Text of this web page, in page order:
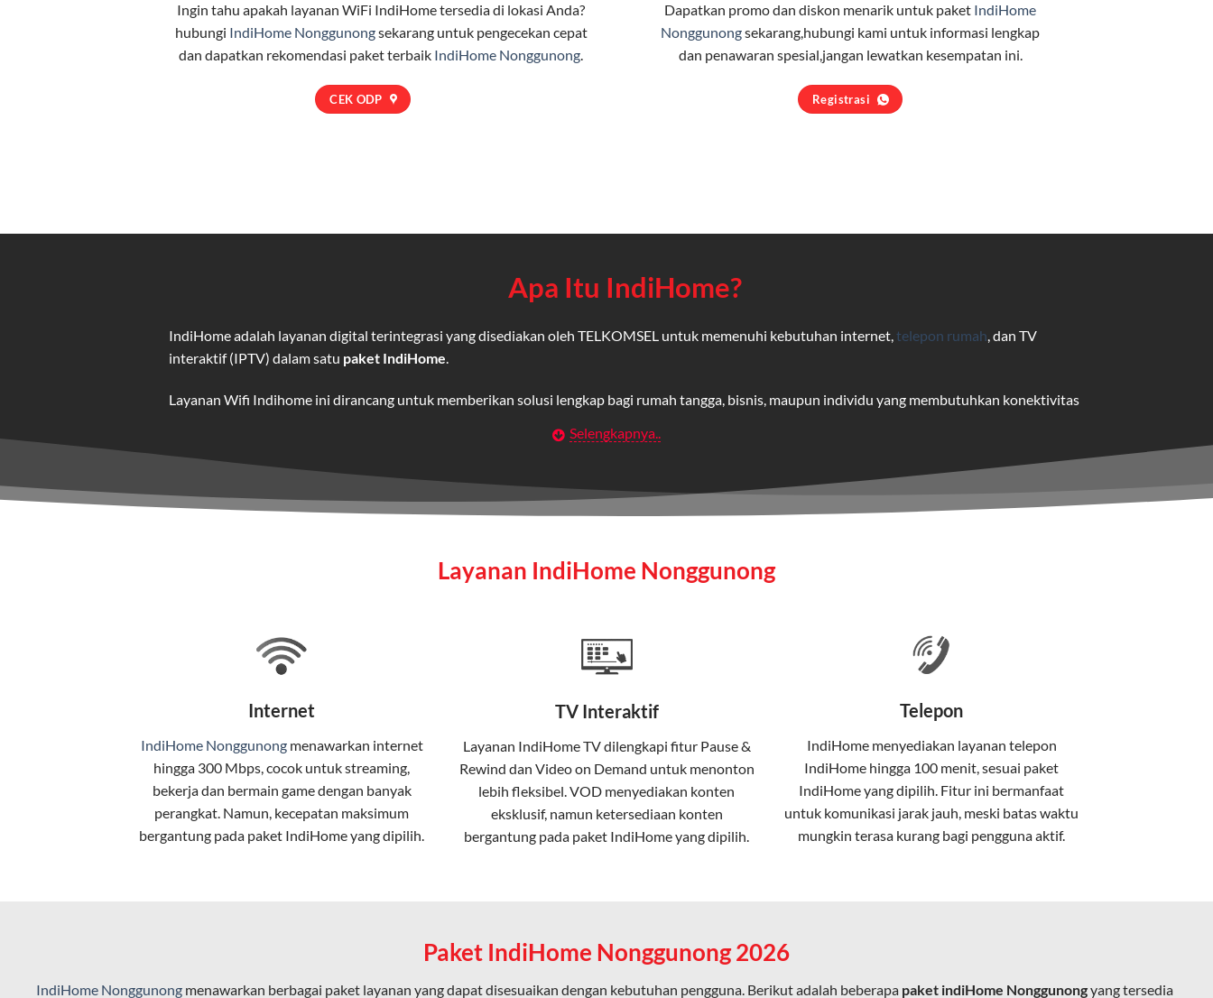
Ingin tahu apakah layanan WiFi IndiHome tersedia di lokasi Anda?
hubungi IndiHome Nonggunongsekarang untuk pengecekan cepat
dan dapatkan rekomendasi paket terbaik IndiHome Nonggunong.
CEK ODP
Dapatkan promo dan diskon menarik untuk paket IndiHome
Nonggunongsekarang,hubungi kami untuk informasi lengkap
dan penawaran spesial,jangan lewatkan kesempatan ini.
Registrasi
Apa Itu IndiHome?
IndiHome adalah layanan digital terintegrasi yang disediakan oleh TELKOMSEL untuk memenuhi kebutuhan internet, telepon rumah , dan TV
interaktif (IPTV) dalam satu paket IndiHome
Layanan Wifi Indihome ini dirancang untuk memberikan solusi lengkap bagi rumah tangga, bisnis, maupun individu yang membutuhkan konektivitas
Wifi IndiHome adalah layananinternetberbasis fiber optic yang disediakan oleh Telkom Indonesia untuk pengguna rumah dan bisnis.
Teknologi di Balik WiFi IndiHome
pelanggan. Teknologi ini memiliki beberapa keunggulan:
Kecepatan Tinggi
Serat optik mampu mentransmisikan data dalam kecepatan tinggi hingga 1 Gbps, lebih cepat dibandingkan kabel tembaga atau DSL.
Koneksi Stabil
Selengkapnya..
Layanan IndiHome Nonggunong
Internet
IndiHome Nonggunongmenawarkan internet
hingga 300 Mbps, cocok untuk streaming,
bekerja dan bermain game dengan banyak
perangkat. Namun, kecepatan maksimum
bergantung pada paket IndiHome yang dipilih.
TV Interaktif
Layanan IndiHome TVdilengkapi fitur Pause &
Rewind dan Video on Demand untuk menonton
lebih fleksibel. VOD menyediakan konten
eksklusif, namun ketersediaan konten
bergantung pada paket IndiHome yang dipilih.
Telepon
IndiHome menyediakan layanan telepon
IndiHome hingga 100 menit, sesuai paket
IndiHome yang dipilih. Fitur ini bermanfaat
untuk komunikasi jarak jauh, meski batas waktu
mungkin terasa kurang bagi pengguna aktif.
Paket IndiHome Nonggunong 2026
IndiHome Nonggunong menawarkan berbagai paket layanan yang dapat disesuaikan dengan kebutuhan pengguna. Berikut adalah beberapa paket indiHome Nonggunongyang tersedia